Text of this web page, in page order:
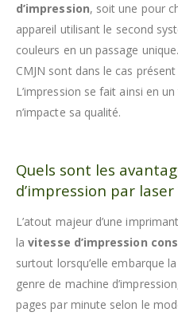
d’impression, soit une pour
appareil utilisant le second
couleurs en un passage
CMJN sont dans le cas
L’impression se fait ainsi en
n’impacte sa qualité.
Quels sont les
d’impression par laser
L’atout majeur d’une
lavitesse d’impression
surtout lorsqu’elle embarque
genre de machine
pages par minute selon le